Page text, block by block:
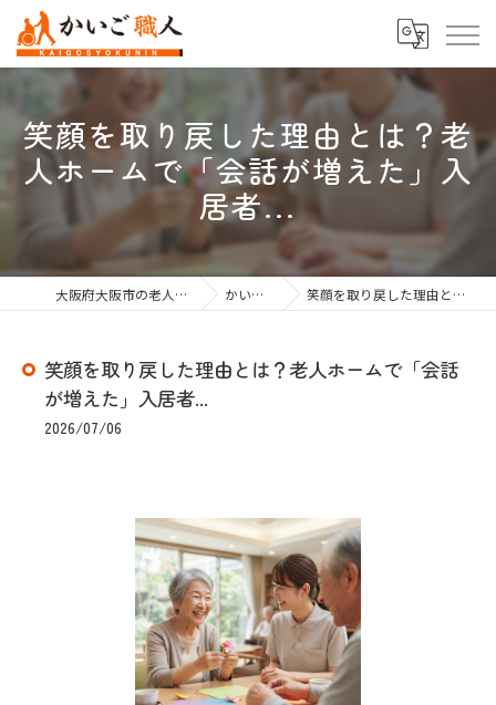
笑顔を取り戻した理由とは？老
人ホームで「会話が増えた」入
居者...
大阪府大阪市の老人ホーム紹介なら株式会社かいご職人 かいご職人のブログ 笑顔を取り戻した理由とは？老人ホームで「会話が増えた」入居者...
笑顔を取り戻した理由とは？老人ホームで「会話
が増えた」入居者...
2026/07/06